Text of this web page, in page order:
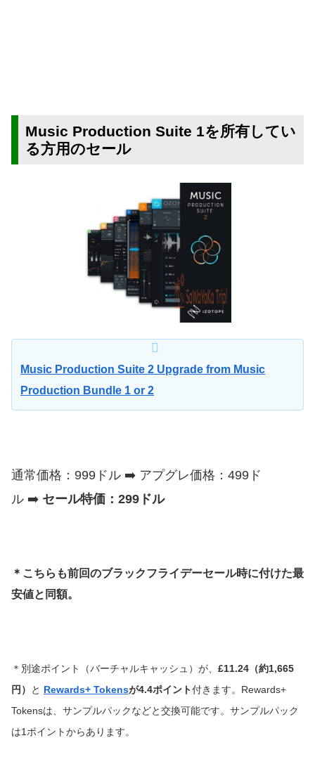
Music Production Suite 1を所有してい
る方用のセール
Music Production Suite 2 Upgrade from Music
Production Bundle 1 or 2
通常価格：999ドル ➡️ アプグレ価格：499ド
ル ➡️ セール特価：299ドル
＊こちらも前回のブラックフライデーセール時に付けた最
安値と同額。
＊別途ポイント（バーチャルキャッシュ） が、 £11.24（約1,665
円）
と Rewards+ Tokensが4.4ポイント付きます。 Rewards+
Tokensは、サンプルパックなどと交換可能です。サンプルパック
は1ポイントからあります。